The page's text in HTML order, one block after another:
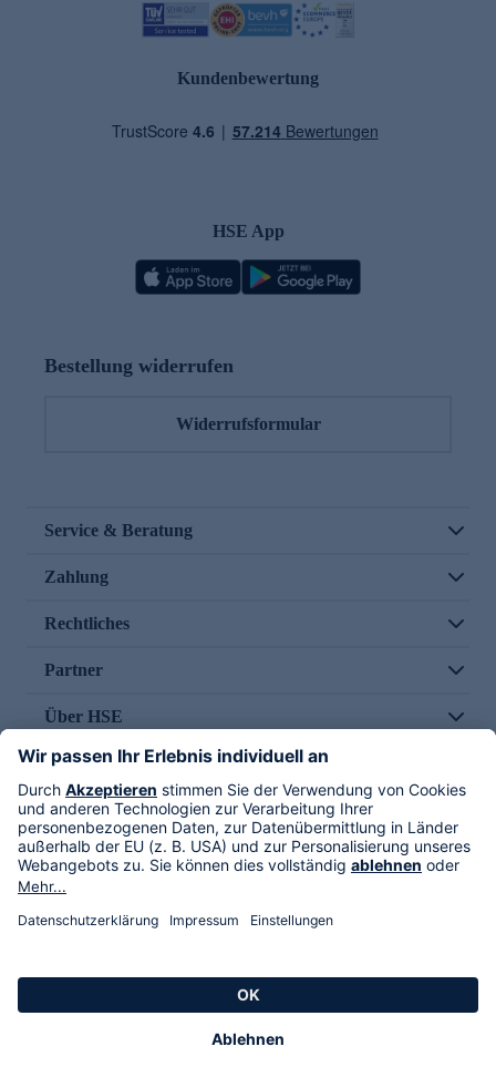
Kundenbewertung
HSE App
Bestellung widerrufen
Widerrufsformular
Service & Beratung
Zahlung
Rechtliches
Partner
Über HSE
Im TV
HSE International